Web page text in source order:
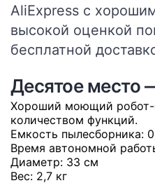
AliExpress с
высокой оценкой
бесплатной
Десятое место
Хороший моющий робот-
количеством функций.
Емкость пылесборника:
Время автономной
Диаметр: 33 см
Вес: 2,7 кг